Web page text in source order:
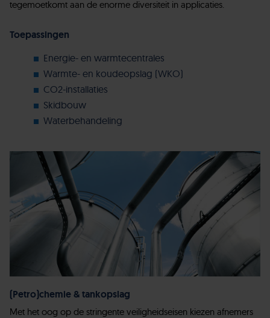
tegemoetkomt aan de enorme diversiteit in applicaties.
Toepassingen
Energie- en warmtecentrales
Warmte- en koudeopslag (WKO)
CO2-installaties
Skidbouw
Waterbehandeling
(Petro)chemie & tankopslag
Met het oog op de stringente veiligheidseisen kiezen afnemers